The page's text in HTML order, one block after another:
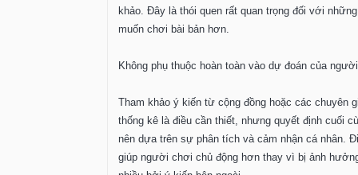
khảo. Đây là thói quen rất quan trọng đối với
muốn chơi bài bản hơn.
Không phụ thuộc hoàn toàn vào dự đoán của
Tham khảo ý kiến từ cộng đồng hoặc các chuyên
thống kê là điều cần thiết, nhưng quyết định cuối
nên dựa trên sự phân tích và cảm nhận cá nhân.
giúp người chơi chủ động hơn thay vì bị ảnh